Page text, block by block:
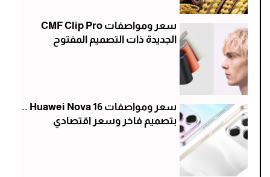
سعر ومواصفات CMF Clip Pro
الجديدة ذات التصميم المفتوح
سعر ومواصفات Huawei Nova 16 ..
بتصميم فاخر وسعر اقتصادي